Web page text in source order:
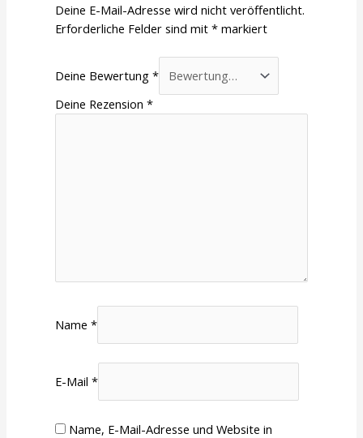
Deine E-Mail-Adresse wird nicht veröffentlicht.
Erforderliche Felder sind mit* markiert
Deine Bewertung*
Deine Rezension*
Name*
E-Mail*
Name, E-Mail-Adresse und Website in